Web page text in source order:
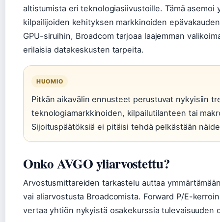
altistumista eri teknologiasiivustoille. Tämä asemoi
kilpailijoiden kehityksen markkinoiden
GPU-siruihin, Broadcom tarjoaa laajemman
erilaisia datakeskusten tarpeita.
HUOMIO
Pitkän aikavälin ennusteet perustuvat nykyisiin
teknologiamarkkinoiden, kilpailutilanteen tai
Sijoituspäätöksiä ei pitäisi tehdä pelkästään
Onko AVGO yliarvostettu?
Arvostusmittareiden tarkastelu auttaa
vai aliarvostusta Broadcomista. Forward P/E-
vertaa yhtiön nykyistä osakekurssia